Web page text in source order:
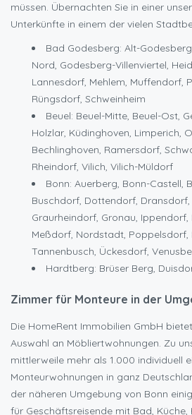
müssen. Übernachten Sie in einer
Unterkünfte in einem der vielen
Bad Godesberg: Alt-
Nord, Godesberg-Villenviertel,
Lannesdorf, Mehlem, Muffendorf,
Rüngsdorf, Schweinheim
Beuel: Beuel-Mitte, Beuel-Ost,
Holzlar, Küdinghoven, Limperich,
Bechlinghoven, Ramersdorf,
Rheindorf, Vilich, Vilich-Müldorf
Bonn: Auerberg, Bonn-Castell,
Buschdorf, Dottendorf, Dransdorf,
Graurheindorf, Gronau,
Meßdorf, Nordstadt, Poppelsdorf,
Tannenbusch, Ückesdorf,
Hardtberg: Brüser Berg,
Zimmer für Monteure in der
Die HomeRent Immobilien GmbH
Auswahl an Möbliertwohnungen. Zu
mittlerweile mehr als 1.000 individuell
Monteurwohnungen in ganz
der näheren Umgebung von Bonn
für Geschäftsreisende mit Bad, Küche,